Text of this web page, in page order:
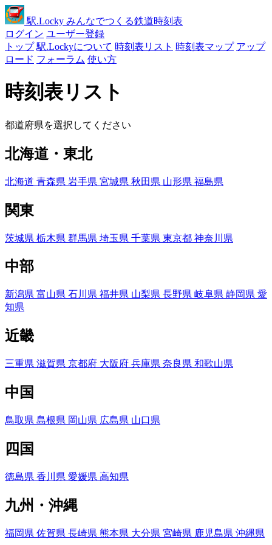
駅.Locky みんなでつくる鉄道時刻表
ログイン ユーザー登録
トップ 駅.Lockyについて 時刻表リスト 時刻表マップ アップ
ロード フォーラム 使い方
時刻表リスト
都道府県を選択してください
北海道・東北
北海道 青森県 岩手県 宮城県 秋田県 山形県 福島県
関東
茨城県 栃木県 群馬県 埼玉県 千葉県 東京都 神奈川県
中部
新潟県 富山県 石川県 福井県 山梨県 長野県 岐阜県 静岡県 愛
知県
近畿
三重県 滋賀県 京都府 大阪府 兵庫県 奈良県 和歌山県
中国
鳥取県 島根県 岡山県 広島県 山口県
四国
徳島県 香川県 愛媛県 高知県
九州・沖縄
福岡県 佐賀県 長崎県 熊本県 大分県 宮崎県 鹿児島県 沖縄県